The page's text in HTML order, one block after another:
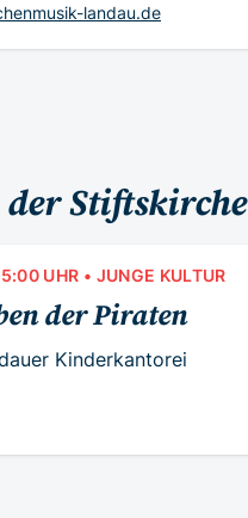
landau.de
UHR • JUNGE KULTUR
der Piraten
Kinderkantorei